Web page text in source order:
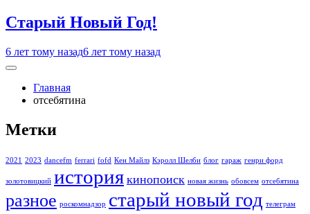
Старый Новый Год!
6 лет тому назад6 лет тому назад
Главная
отсебятина
Метки
2021 2023 dancefm ferrari fofd Кен Майлз Кэролл Шелби блог гараж генри форд
золотовицкий история кинопоиск новая жизнь обовсем отсебятина
разное роскомнадзор старый новый год телеграм